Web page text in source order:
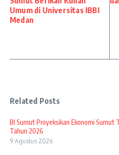
Umum di Universitas IBBI
Medan
Related Posts
BI Sumut Proyeksikan Ekonomi Sumut
Tahun 2026
9 Agustus 2026